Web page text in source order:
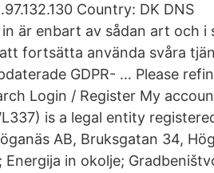
Country: DK DNS
är enbart av sådan art och
fortsätta använda svåra
GDPR- … Please
Login / Register My
is a legal entity
AB, Bruksgatan 34,
in okolje;